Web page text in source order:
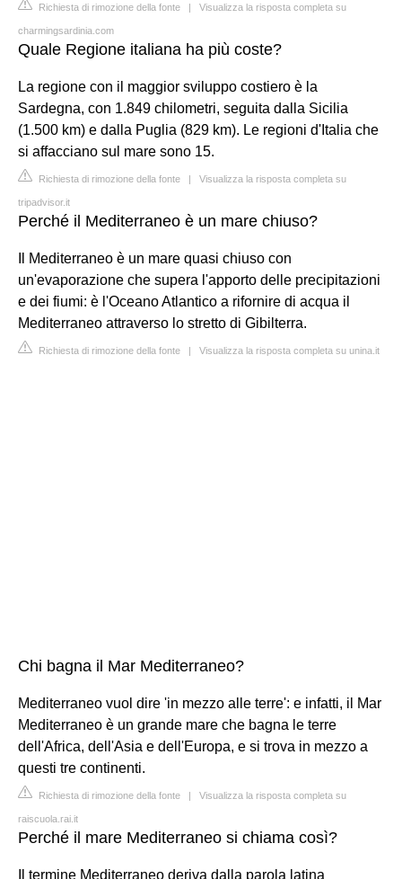
Richiesta di rimozione della fonte | Visualizza la risposta completa su
charmingsardinia.com
Quale Regione italiana ha più coste?
La regione con il maggior sviluppo costiero è la
Sardegna, con 1.849 chilometri, seguita dalla Sicilia
(1.500 km) e dalla Puglia (829 km). Le regioni d'Italia che
si affacciano sul mare sono 15.
Richiesta di rimozione della fonte | Visualizza la risposta completa su
tripadvisor.it
Perché il Mediterraneo è un mare chiuso?
Il Mediterraneo è un mare quasi chiuso con
un'evaporazione che supera l'apporto delle precipitazioni
e dei fiumi: è l'Oceano Atlantico a rifornire di acqua il
Mediterraneo attraverso lo stretto di Gibilterra.
Richiesta di rimozione della fonte | Visualizza la risposta completa su unina.it
Chi bagna il Mar Mediterraneo?
Mediterraneo vuol dire 'in mezzo alle terre': e infatti, il Mar
Mediterraneo è un grande mare che bagna le terre
dell'Africa, dell'Asia e dell'Europa, e si trova in mezzo a
questi tre continenti.
Richiesta di rimozione della fonte | Visualizza la risposta completa su
raiscuola.rai.it
Perché il mare Mediterraneo si chiama così?
Il termine Mediterraneo deriva dalla parola latina